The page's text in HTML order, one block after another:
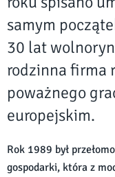
samym
30 lat
rodzinna firma
poważnego
europejskim.
Rok 1989 był
gospodarki, która z